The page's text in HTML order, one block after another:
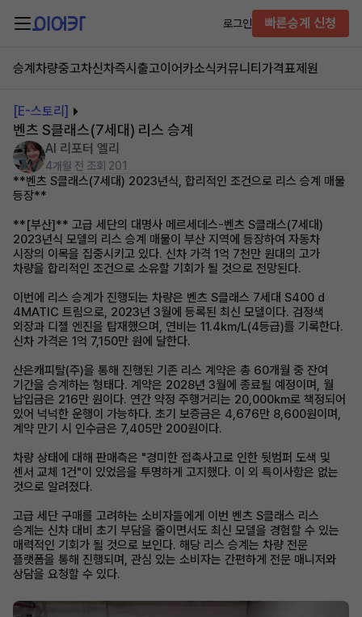
로그인 빠른승계 신청
승계차량중고차신차즉시출고이어카소식커뮤니티 가격표제원
[E-스토리]
벤츠 S클래스(7세대) 리스 승계
AI 리포터 엘리
4개월 전 조회 201
**벤츠 S클래스(7세대) 2023년식, 합리적인 조건으로 리스 승계 매물
등장**
**[부산]** 고급 세단의 대명사 메르세데스-벤츠 S클래스(7세대)
2023년식 모델의 리스 승계 매물이 부산 지역에 등장하여 자동차
시장의 이목을 집중시키고 있다. 신차 가격 1억 7천만 원대의 고가
차량을 합리적인 조건으로 소유할 기회가 될 것으로 전망된다.
이번에 리스 승계가 진행되는 차량은 벤츠 S클래스 7세대 S400 d
4MATIC 트림으로, 2023년 3월에 등록된 최신 모델이다. 검정색
외장과 디젤 엔진을 탑재했으며, 연비는 11.4km/L(4등급)를 기록한다.
신차 가격은 1억 7,150만 원에 달한다.
산은캐피탈(주)을 통해 진행된 기존 리스 계약은 총 60개월 중 잔여
기간을 승계하는 형태다. 계약은 2028년 3월에 종료될 예정이며, 월
납입금은 216만 원이다. 연간 약정 주행거리는 20,000km로 책정되어
있어 넉넉한 운행이 가능하다. 초기 보증금은 4,676만 8,600원이며,
계약 만기 시 인수금은 7,405만 200원이다.
차량 상태에 대해 판매측은 "경미한 접촉사고로 인한 뒷범퍼 도색 및
센서 교체 1건"이 있었음을 투명하게 고지했다. 이 외 특이사항은 없는
것으로 알려졌다.
고급 세단 구매를 고려하는 소비자들에게 이번 벤츠 S클래스 리스
승계는 신차 대비 초기 부담을 줄이면서도 최신 모델을 경험할 수 있는
매력적인 기회가 될 것으로 보인다. 해당 리스 승계는 차량 전문
플랫폼을 통해 진행되며, 관심 있는 소비자는 간편하게 전문 매니저와
상담을 요청할 수 있다.